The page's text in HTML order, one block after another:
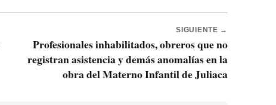
SIGUIENTE →
Profesionales inhabilitados, obreros que no
registran asistencia y demás anomalías en la
obra del Materno Infantil de Juliaca